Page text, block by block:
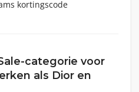
categorie voor
als Dior en